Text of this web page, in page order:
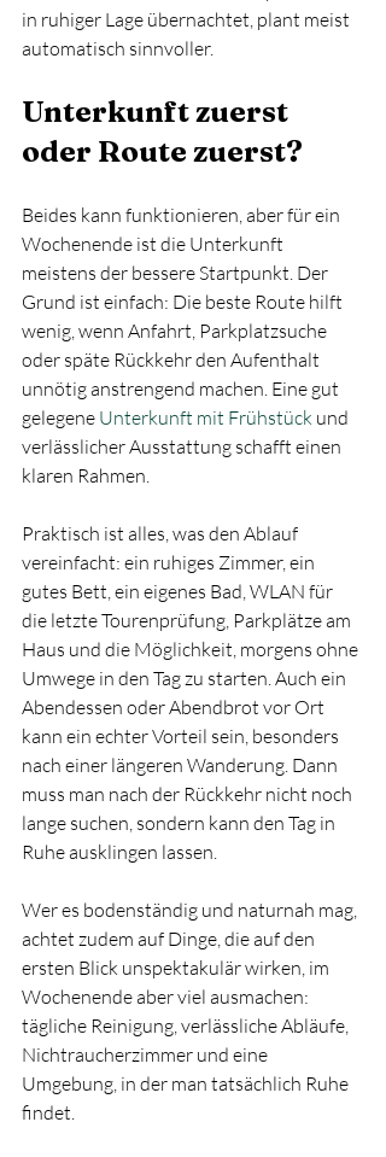
in ruhiger Lage übernachtet, plant meist
automatisch sinnvoller.
Unterkunft zuerst
oder Route zuerst?
Beides kann funktionieren, aber für ein
Wochenende ist die Unterkunft
meistens der bessere Startpunkt. Der
Grund ist einfach: Die beste Route hilft
wenig, wenn Anfahrt, Parkplatzsuche
oder späte Rückkehr den Aufenthalt
unnötig anstrengend machen. Eine gut
gelegene Unterkunft mit Frühstück und
verlässlicher Ausstattung schafft einen
klaren Rahmen.
Praktisch ist alles, was den Ablauf
vereinfacht: ein ruhiges Zimmer, ein
gutes Bett, ein eigenes Bad, WLAN für
die letzte Tourenprüfung, Parkplätze am
Haus und die Möglichkeit, morgens ohne
Umwege in den Tag zu starten. Auch ein
Abendessen oder Abendbrot vor Ort
kann ein echter Vorteil sein, besonders
nach einer längeren Wanderung. Dann
muss man nach der Rückkehr nicht noch
lange suchen, sondern kann den Tag in
Ruhe ausklingen lassen.
Wer es bodenständig und naturnah mag,
achtet zudem auf Dinge, die auf den
ersten Blick unspektakulär wirken, im
Wochenende aber viel ausmachen:
tägliche Reinigung, verlässliche Abläufe,
Nichtraucherzimmer und eine
Umgebung, in der man tatsächlich Ruhe
findet.